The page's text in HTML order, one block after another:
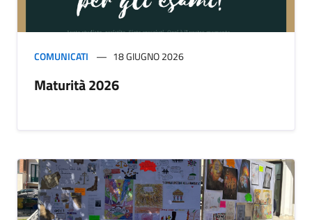
COMUNICATI 18 GIUGNO 2026
Maturità 2026